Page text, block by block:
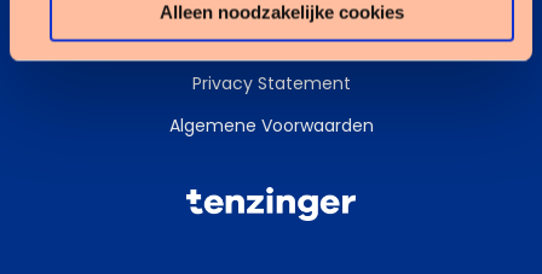
Alleen noodzakelijke cookies
Cookies
Privacy Statement
Algemene Voorwaarden
Tenzinger